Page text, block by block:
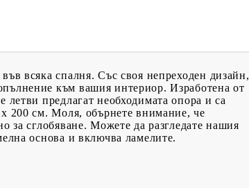
всяка спалня. Със своя непреходен дизайн,
към вашия интериор. Изработена от
летви предлагат необходимата опора и са
x 200 см. Моля, обърнете внимание, че
за сглобяване. Можете да разгледате нашия
основа и включва ламелите.